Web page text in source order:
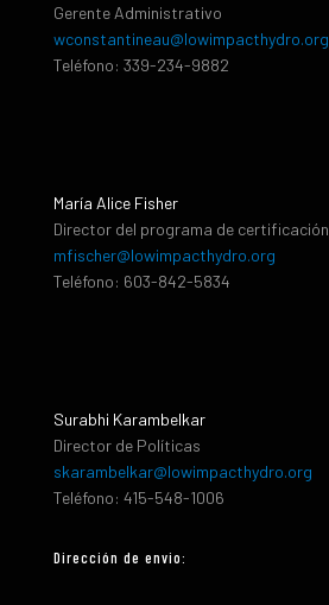
Gerente Administrativo
wconstantineau@lowimpacthydro.org
Teléfono: 339-234-9882
María Alice Fisher
Director del programa de certificación
mfischer@lowimpacthydro.org
Teléfono: 603-842-5834
Surabhi Karambelkar
Director de Políticas
skarambelkar@lowimpacthydro.org
Teléfono: 415-548-1006
Dirección de envio: